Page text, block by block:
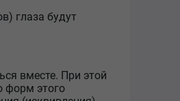
глаза будут
вместе. При этой
форм этого